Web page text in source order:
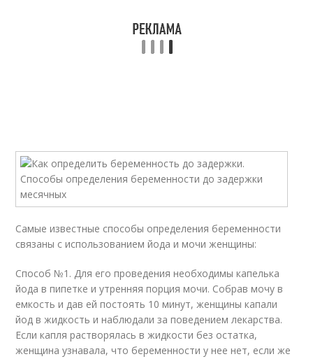
Самые известные способы определения беременности
связаны с использованием йода и мочи женщины:
Способ №1. Для его проведения необходимы капелька
йода в пипетке и утренняя порция мочи. Собрав мочу в
емкость и дав ей постоять 10 минут, женщины капали
йод в жидкость и наблюдали за поведением лекарства.
Если капля растворялась в жидкости без остатка,
женщина узнавала, что беременности у нее нет, если же